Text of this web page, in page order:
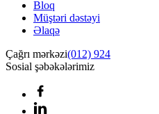
Bloq
Müştəri dəstəyi
Əlaqə
Çağrı mərkəzi(012) 924
Sosial şəbəkələrimiz